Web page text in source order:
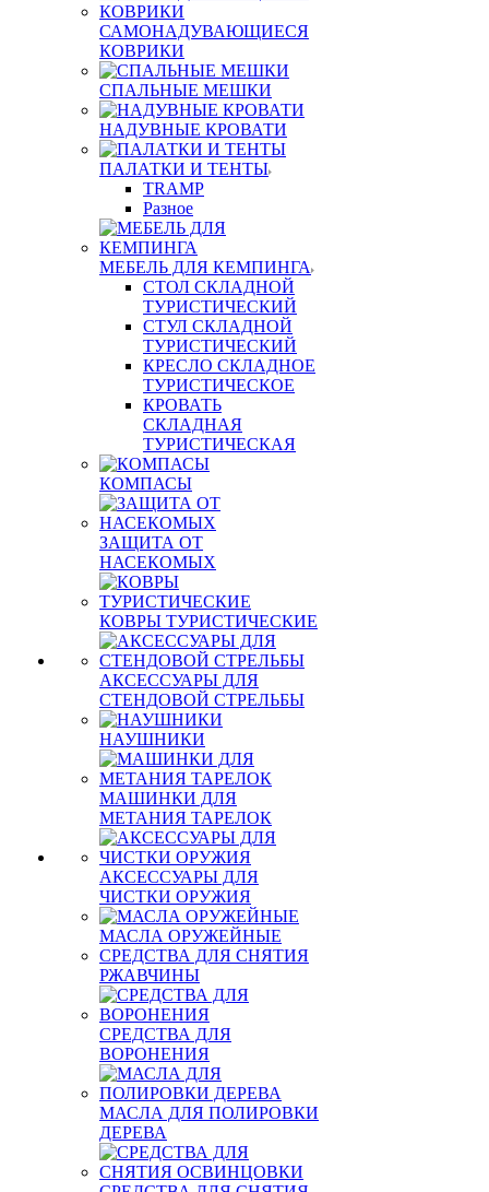
САМОНАДУВАЮЩИЕСЯ
КОВРИКИ
СПАЛЬНЫЕ МЕШКИ
НАДУВНЫЕ КРОВАТИ
ПАЛАТКИ И ТЕНТЫ
TRAMP
Разное
МЕБЕЛЬ ДЛЯ КЕМПИНГА
СТОЛ СКЛАДНОЙ
ТУРИСТИЧЕСКИЙ
СТУЛ СКЛАДНОЙ
ТУРИСТИЧЕСКИЙ
КРЕСЛО СКЛАДНОЕ
ТУРИСТИЧЕСКОЕ
КРОВАТЬ
СКЛАДНАЯ
ТУРИСТИЧЕСКАЯ
КОМПАСЫ
ЗАЩИТА ОТ
НАСЕКОМЫХ
КОВРЫ ТУРИСТИЧЕСКИЕ
АКСЕССУАРЫ ДЛЯ
СТЕНДОВОЙ СТРЕЛЬБЫ
НАУШНИКИ
МАШИНКИ ДЛЯ
МЕТАНИЯ ТАРЕЛОК
АКСЕССУАРЫ ДЛЯ
ЧИСТКИ ОРУЖИЯ
МАСЛА ОРУЖЕЙНЫЕ
СРЕДСТВА ДЛЯ СНЯТИЯ
РЖАВЧИНЫ
СРЕДСТВА ДЛЯ
ВОРОНЕНИЯ
МАСЛА ДЛЯ ПОЛИРОВКИ
ДЕРЕВА